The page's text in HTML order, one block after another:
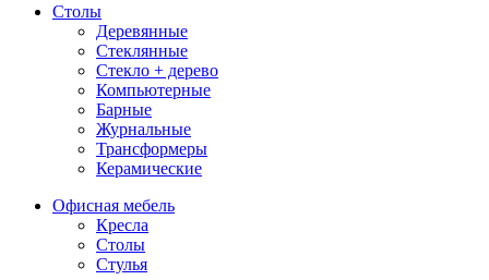
Столы
Деревянные
Стеклянные
Стекло + дерево
Компьютерные
Барные
Журнальные
Трансформеры
Керамические
Офисная мебель
Кресла
Столы
Стулья